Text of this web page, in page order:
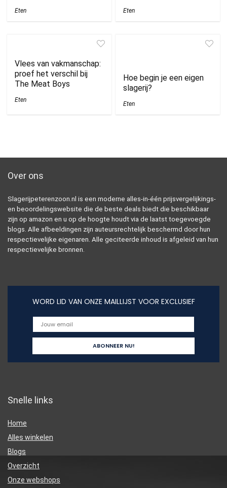
Eten Eten
Vlees van vakmanschap:
proef het verschil bij
The Meat Boys
Eten
Hoe begin je een eigen
slagerij?
Eten
Over ons
Slagerijpeterenzoon.nl is een moderne alles-in-één prijsvergelijkings-
en beoordelingswebsite die de beste deals biedt die beschikbaar
zijn op amazon en u op de hoogte houdt via de laatst toegevoegde
blogs. Alle afbeeldingen zijn auteursrechtelijk beschermd door hun
respectievelijke eigenaren. Alle geciteerde inhoud is afgeleid van hun
respectievelijke bronnen.
WORD LID VAN ONZE MAILLIJST VOOR EXCLUSIEF
Snelle links
Home
Alles winkelen
Blogs
Overzicht
Onze webshops